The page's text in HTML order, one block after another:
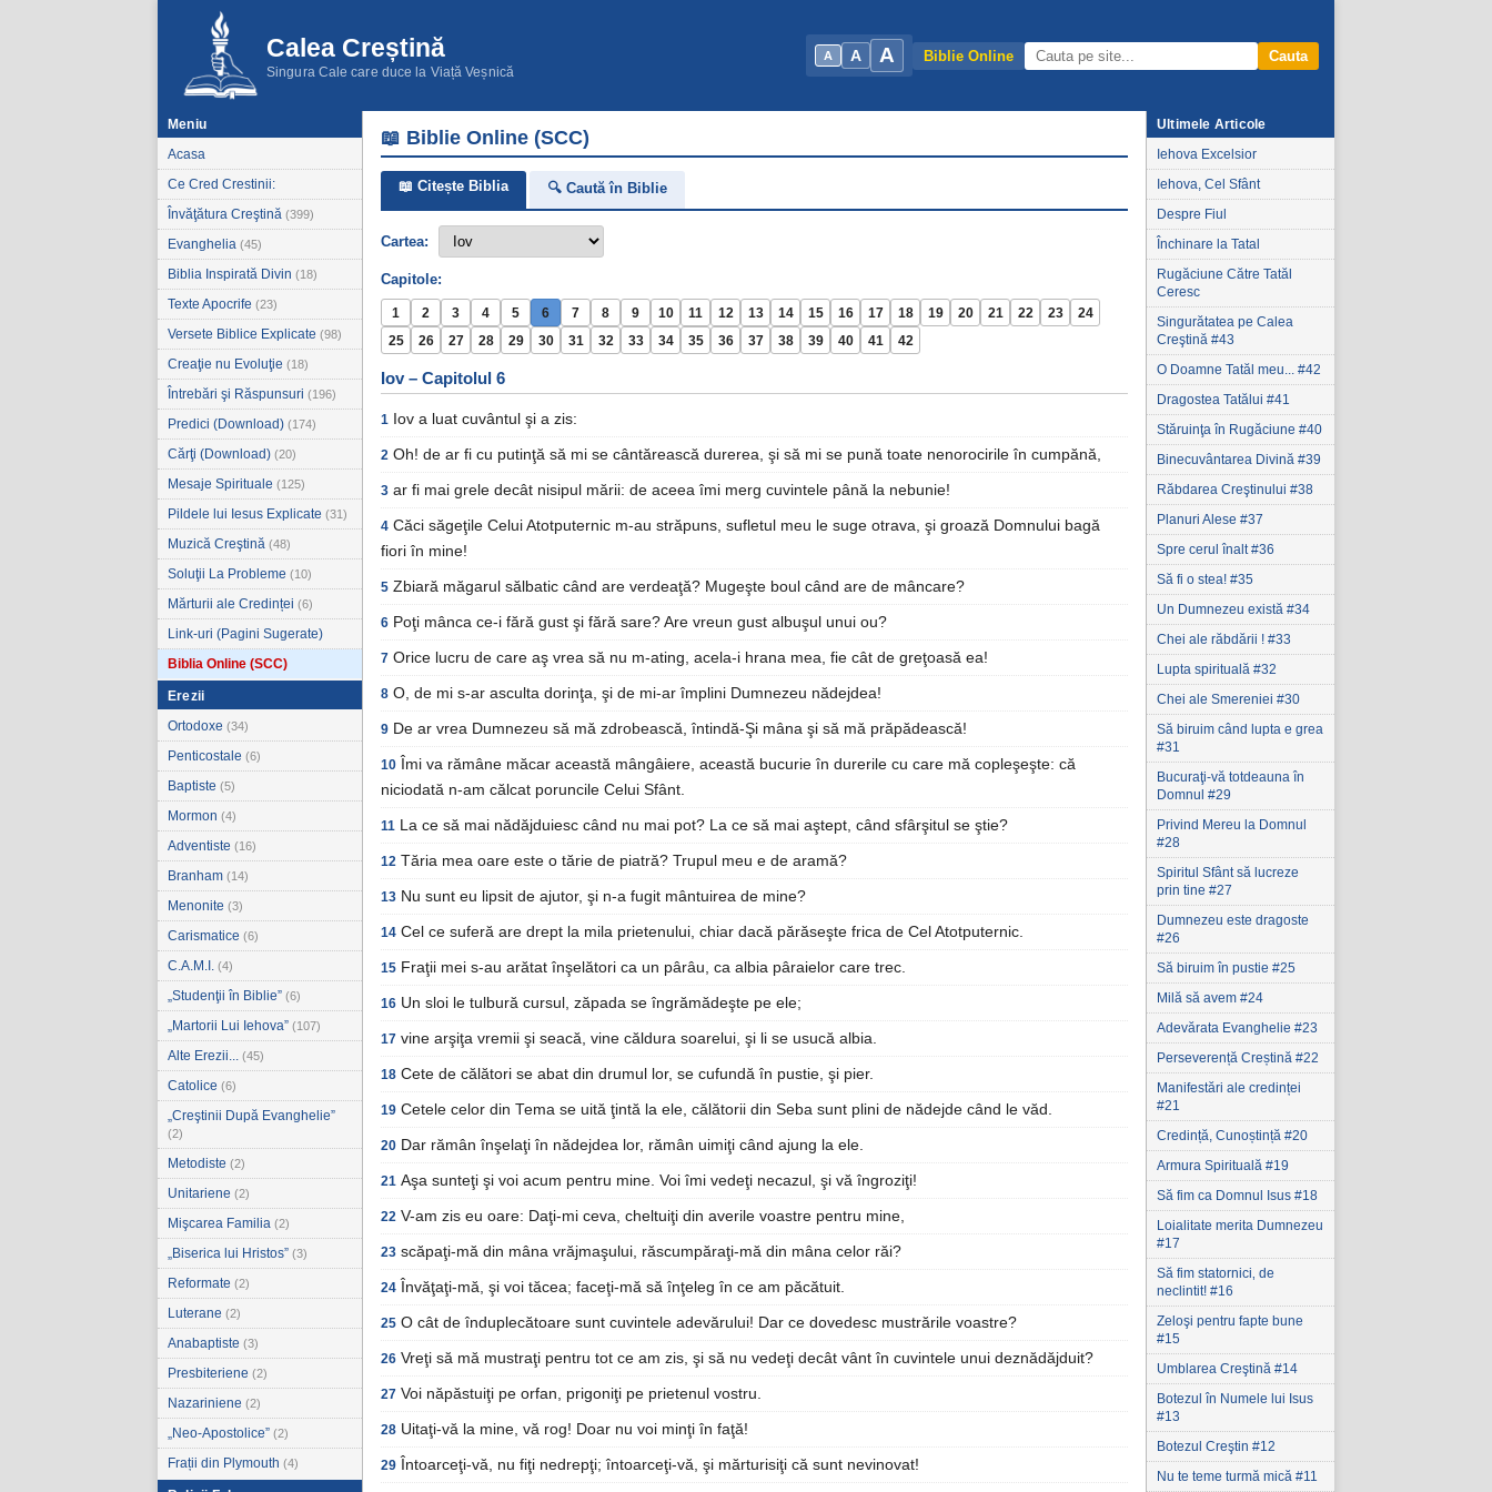
Calea Creștină
Singura Cale care duce la Viață Veșnică
A A A Biblie Online Cauta
Meniu
Acasa
Ce Cred Crestinii:
Învăţătura Creştină (399)
Evanghelia (45)
Biblia Inspirată Divin (18)
Texte Apocrife (23)
Versete Biblice Explicate (98)
Creaţie nu Evoluţie (18)
Întrebări şi Răspunsuri (196)
Predici (Download) (174)
Cărţi (Download) (20)
Mesaje Spirituale (125)
Pildele lui Iesus Explicate (31)
Muzică Creştină (48)
Soluţii La Probleme (10)
Mărturii ale Credinței (6)
Link-uri (Pagini Sugerate)
Biblia Online (SCC)
Erezii
Ortodoxe (34)
Penticostale (6)
Baptiste (5)
Mormon (4)
Adventiste (16)
Branham (14)
Menonite (3)
Carismatice (6)
C.A.M.I. (4)
„Studenţii în Biblie” (6)
„Martorii Lui Iehova” (107)
Alte Erezii... (45)
Catolice (6)
„Creştinii După Evanghelie”
(2)
Metodiste (2)
Unitariene (2)
Mişcarea Familia (2)
„Biserica lui Hristos” (3)
Reformate (2)
Luterane (2)
Anabaptiste (3)
Presbiteriene (2)
Nazariniene (2)
„Neo-Apostolice” (2)
Frații din Plymouth (4)
📖 Biblie Online (SCC)
📖 Citește Biblia 🔍 Caută în Biblie
Cartea:
Capitole:
1 2 3 4 5 6 7 8 9 10 11 12 13 14 15 16 17 18 19 20 21 22 23
24
25
26 27 28 29 30 31 32 33 34 35 36 37 38 39 40 41 42
Iov – Capitolul 6
1 Iov a luat cuvântul şi a zis:
2 Oh! de ar fi cu putinţă să mi se cântărească durerea, şi să mi se pună toate nenorocirile în cumpănă,
3 ar fi mai grele decât nisipul mării: de aceea îmi merg cuvintele până la nebunie!
4 Căci săgeţile Celui Atotputernic m-au străpuns, sufletul meu le suge otrava, şi groază Domnului bagă
fiori în mine!
5 Zbiară măgarul sălbatic când are verdeaţă? Mugeşte boul când are de mâncare?
6 Poţi mânca ce-i fără gust şi fără sare? Are vreun gust albuşul unui ou?
7 Orice lucru de care aş vrea să nu m-ating, acela-i hrana mea, fie cât de greţoasă ea!
8 O, de mi s-ar asculta dorinţa, şi de mi-ar împlini Dumnezeu nădejdea!
9 De ar vrea Dumnezeu să mă zdrobească, întindă-Şi mâna şi să mă prăpădească!
10
Îmi va rămâne măcar această mângâiere, această bucurie în durerile cu care mă copleşeşte: că
niciodată n-am călcat poruncile Celui Sfânt.
11 La ce să mai nădăjduiesc când nu mai pot? La ce să mai aştept, când sfârşitul se ştie?
12 Tăria mea oare este o tărie de piatră? Trupul meu e de aramă?
13 Nu sunt eu lipsit de ajutor, şi n-a fugit mântuirea de mine?
14 Cel ce suferă are drept la mila prietenului, chiar dacă părăseşte frica de Cel Atotputernic.
15 Fraţii mei s-au arătat înşelători ca un pârâu, ca albia pâraielor care trec.
16 Un sloi le tulbură cursul, zăpada se îngrămădeşte pe ele;
17 vine arşiţa vremii şi seacă, vine căldura soarelui, şi li se usucă albia.
18 Cete de călători se abat din drumul lor, se cufundă în pustie, şi pier.
19 Cetele celor din Tema se uită ţintă la ele, călătorii din Seba sunt plini de nădejde când le văd.
20 Dar rămân înşelaţi în nădejdea lor, rămân uimiţi când ajung la ele.
21 Aşa sunteţi şi voi acum pentru mine. Voi îmi vedeţi necazul, şi vă îngroziţi!
22 V-am zis eu oare: Daţi-mi ceva, cheltuiţi din averile voastre pentru mine,
23 scăpaţi-mă din mâna vrăjmaşului, răscumpăraţi-mă din mâna celor răi?
24 Învăţaţi-mă, şi voi tăcea; faceţi-mă să înţeleg în ce am păcătuit.
25 O cât de înduplecătoare sunt cuvintele adevărului! Dar ce dovedesc mustrările voastre?
26 Vreţi să mă mustraţi pentru tot ce am zis, şi să nu vedeţi decât vânt în cuvintele unui deznădăjduit?
27 Voi năpăstuiţi pe orfan, prigoniţi pe prietenul vostru.
28 Uitaţi-vă la mine, vă rog! Doar nu voi minţi în faţă!
29 Întoarceţi-vă, nu fiţi nedrepţi; întoarceţi-vă, şi mărturisiţi că sunt nevinovat!
Ultimele Articole
Iehova Excelsior
Iehova, Cel Sfânt
Despre Fiul
Închinare la Tatal
Rugăciune Către Tatăl
Ceresc
Singurătatea pe Calea
Creştină #43
O Doamne Tatăl meu... #42
Dragostea Tatălui #41
Stăruinţa în Rugăciune #40
Binecuvântarea Divină #39
Răbdarea Creştinului #38
Planuri Alese #37
Spre cerul înalt #36
Să fi o stea! #35
Un Dumnezeu există #34
Chei ale răbdării ! #33
Lupta spirituală #32
Chei ale Smereniei #30
Să biruim când lupta e grea
#31
Bucuraţi-vă totdeauna în
Domnul #29
Privind Mereu la Domnul
#28
Spiritul Sfânt să lucreze
prin tine #27
Dumnezeu este dragoste
#26
Să biruim în pustie #25
Milă să avem #24
Adevărata Evanghelie #23
Perseverență Creștină #22
Manifestări ale credinței
#21
Credință, Cunoștință #20
Armura Spirituală #19
Să fim ca Domnul Isus #18
Loialitate merita Dumnezeu
#17
Să fim statornici‚ de
neclintit! #16
Zeloşi pentru fapte bune
#15
Umblarea Creştină #14
Botezul în Numele lui Isus
#13
Botezul Creştin #12
Nu te teme turmă mică #11